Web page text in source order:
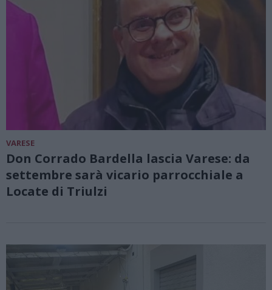
VARESE
Don Corrado Bardella lascia Varese: da
settembre sarà vicario parrocchiale a
Locate di Triulzi